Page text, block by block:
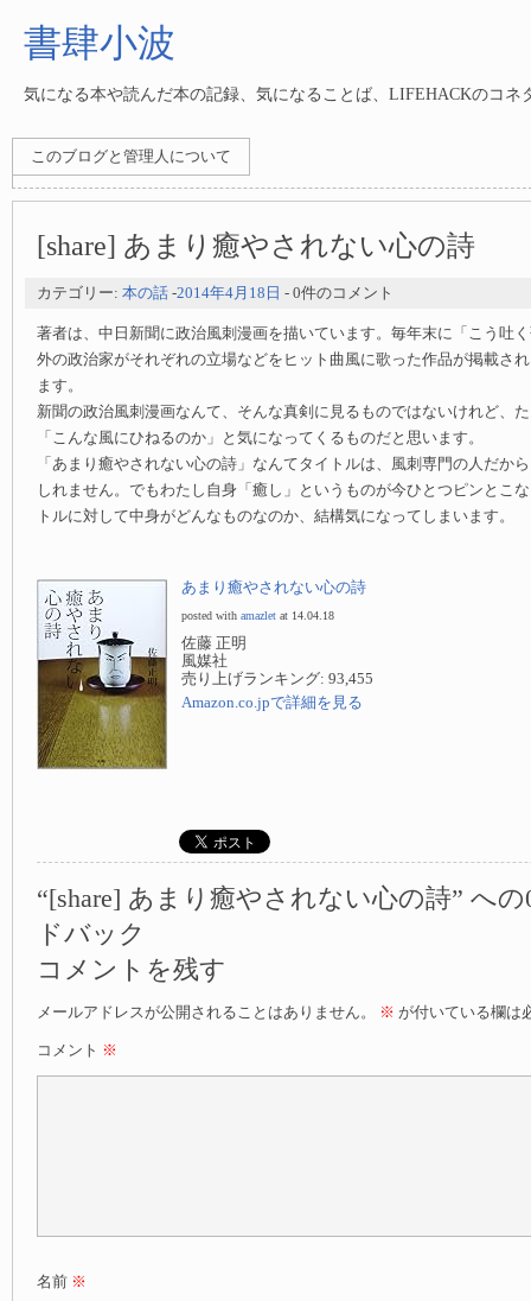
書肆小波
気になる本や読んだ本の記録、気になることば、LIFEHACKのコネ
このブログと管理人について
[share] あまり癒やされない心の詩
カテゴリー: 本の話 -2014年4月18日 - 0件のコメント
著者は、中日新聞に政治風刺漫画を描いています。毎年末に「こう吐
外の政治家がそれぞれの立場などをヒット曲風に歌った作品が掲載さ
ます。
新聞の政治風刺漫画なんて、そんな真剣に見るものではないけれど、
「こんな風にひねるのか」と気になってくるものだと思います。
「あまり癒やされない心の詩」なんてタイトルは、風刺専門の人だか
しれません。でもわたし自身「癒し」というものが今ひとつピンとこ
トルに対して中身がどんなものなのか、結構気になってしまいます。
あまり癒やされない心の詩
posted with amazlet at 14.04.18
佐藤 正明
風媒社
売り上げランキング: 93,455
Amazon.co.jpで詳細を見る
“[share] あまり癒やされない心の詩” へ
ドバック
コメントを残す
メールアドレスが公開されることはありません。 ※ が付いている欄は
コメント ※
名前 ※